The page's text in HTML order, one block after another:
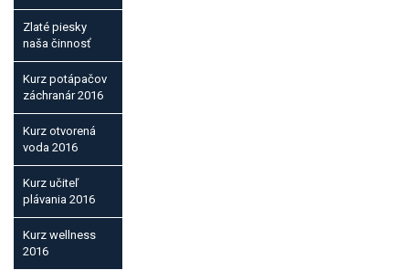
Zlaté piesky
naša činnosť
Kurz potápačov
záchranár 2016
Kurz otvorená
voda 2016
Kurz učiteľ
plávania 2016
Kurz wellness
2016